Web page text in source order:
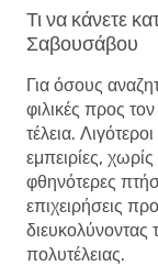
Τι να κάνετε
Σαβουσάβου
Για όσους
φιλικές προς
τέλεια.
εμπειρίες,
φθηνότερες
επιχειρήσεις
διευκολύνοντας
πολυτέλειας.